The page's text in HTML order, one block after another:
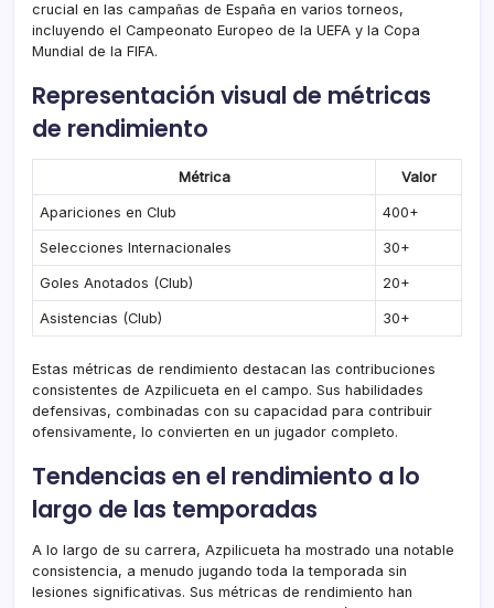
crucial en las campañas de España en varios torneos,
incluyendo el Campeonato Europeo de la UEFA y la Copa
Mundial de la FIFA.
Representación visual de métricas
de rendimiento
Métrica Valor
Apariciones en Club 400+
Selecciones Internacionales 30+
Goles Anotados (Club) 20+
Asistencias (Club) 30+
Estas métricas de rendimiento destacan las contribuciones
consistentes de Azpilicueta en el campo. Sus habilidades
defensivas, combinadas con su capacidad para contribuir
ofensivamente, lo convierten en un jugador completo.
Tendencias en el rendimiento a lo
largo de las temporadas
A lo largo de su carrera, Azpilicueta ha mostrado una notable
consistencia, a menudo jugando toda la temporada sin
lesiones significativas. Sus métricas de rendimiento han